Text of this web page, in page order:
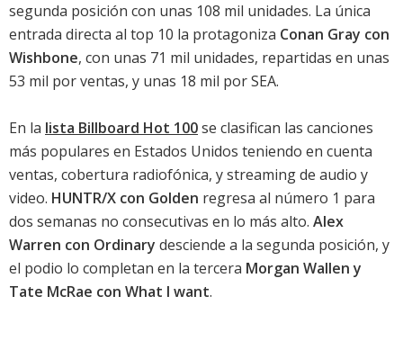
segunda posición con unas 108 mil unidades. La única
entrada directa al top 10 la protagoniza Conan Gray con
Wishbone, con unas 71 mil unidades, repartidas en unas
53 mil por ventas, y unas 18 mil por SEA.
En la lista Billboard Hot 100se clasifican las canciones
más populares en Estados Unidos teniendo en cuenta
ventas, cobertura radiofónica, y streaming de audio y
video. HUNTR/X con Golden regresa al número 1 para
dos semanas no consecutivas en lo más alto. Alex
Warren con Ordinary desciende a la segunda posición, y
el podio lo completan en la tercera Morgan Wallen y
Tate McRae con What I want.